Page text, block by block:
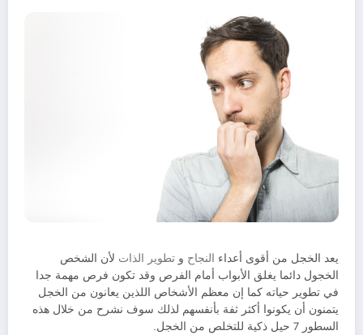
يعد الخجل من أقوى أعداء النجاح و تطوير الذات لأن الشخص
الخجول دائما يغلق الأبواب أمام الفرص وقد تكون فرص مهمة جدا
في تطوير حياته كما إن معظم الأشخاص اللذين يعانون من الخجل
يتمنون أن يكونوا أكثر ثفة بأنفسهم لذلك سوف نشرح من خلال هذه
السطور 7 حيل ذكية للتخلص من الخجل.